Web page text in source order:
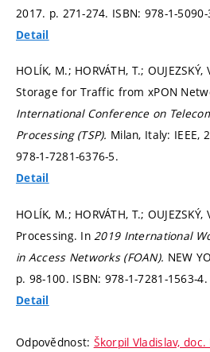
2017. p. 271-274. ISBN: 978-1-
Detail
HOLÍK, M.; HORVÁTH, T.; OUJEZSKÝ,
Storage for Traffic from xPON
International Conference on
Processing (TSP). Milan, Italy: IEEE,
978-1-7281-6376-5.
Detail
HOLÍK, M.; HORVÁTH, T.;
Processing. In 2019 International
in Access Networks (FOAN). NEW
p. 98-100. ISBN: 978-1-7281-1563-4.
Detail
Odpovědnost: Škorpil Vladislav, doc.